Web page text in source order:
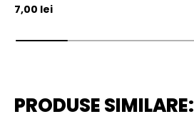
Pret initial
7,00 lei
PRODUSE SIMILARE: